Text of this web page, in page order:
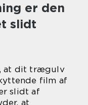
er den
slidt
at dit trægulv
film af
slidt af
at